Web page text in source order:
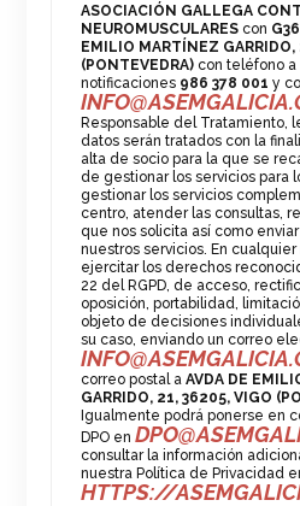
ASOCIACIÓN GALLEGA
NEUROMUSCULARES con
EMILIO MARTÍNEZ
(PONTEVEDRA) con teléfono
notificaciones 986 378 001 y
Responsable del Tratamiento,
datos serán tratados con la
alta de socio para la que se
de gestionar los servicios para
gestionar los servicios
centro, atender las consultas,
que nos solicita así como
nuestros servicios. En
ejercitar los derechos
22 del RGPD, de acceso,
oposición, portabilidad,
objeto de decisiones
su caso, enviando un correo
correo postal aAVDA DE
GARRIDO, 21, 36205, VIGO
Igualmente podrá ponerse en
DPO en
consultar la información
nuestra Política de Privacidad
HTTPS://